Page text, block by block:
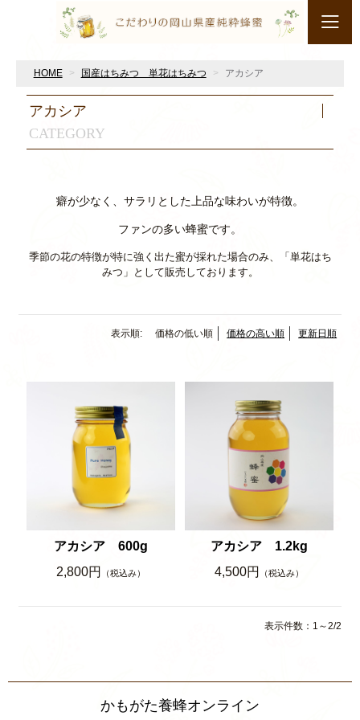
HOME 国産はちみつ 単花はちみつ アカシア
CATEGORY
アカシア
癖が少なく、サラリとした上品な味わいが特徴。
ファンの多い蜂蜜です。
季節の花の特徴が特に強く出た蜜が採れた場合のみ、「単花はち
みつ」として販売しております。
表示順: 価格の低い順 価格の高い順 更新日順
アカシア 600g
2,800円
（税込み）
アカシア 1.2kg
4,500円
（税込み）
表示件数：1～2/2
かもがた養蜂オンライン